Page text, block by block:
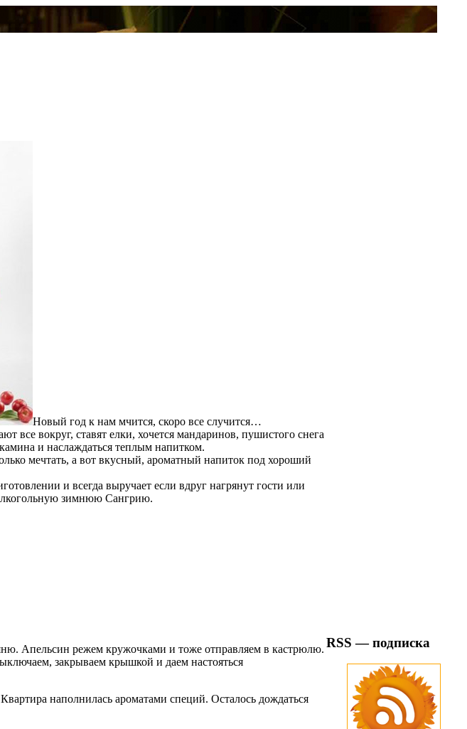
Новый год к нам мчится, скоро все случится…
все вокруг, ставят елки, хочется мандаринов, пушистого снега
и наслаждаться теплым напитком.
мечтать, а вот вкусный, ароматный напиток под хороший
и всегда выручает если вдруг нагрянут гости или
зимнюю Сангрию.
Апельсин режем кружочками и тоже отправляем в кастрюлю.
закрываем крышкой и даем настояться
наполнилась ароматами специй. Осталось дождаться
RSS — подписка